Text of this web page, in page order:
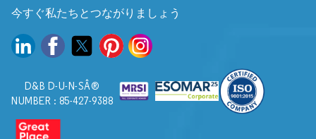
今すぐ私たちとつながりましょう
D&B D-U-N-SÂ®
NUMBER : 85-427-9388